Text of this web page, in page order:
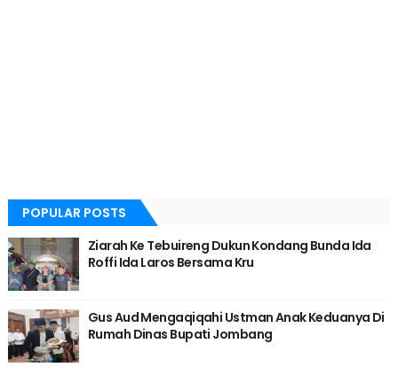
POPULAR POSTS
Ziarah Ke Tebuireng Dukun Kondang Bunda Ida
Roffi Ida Laros Bersama Kru
Gus Aud Mengaqiqahi Ustman Anak Keduanya Di
Rumah Dinas Bupati Jombang